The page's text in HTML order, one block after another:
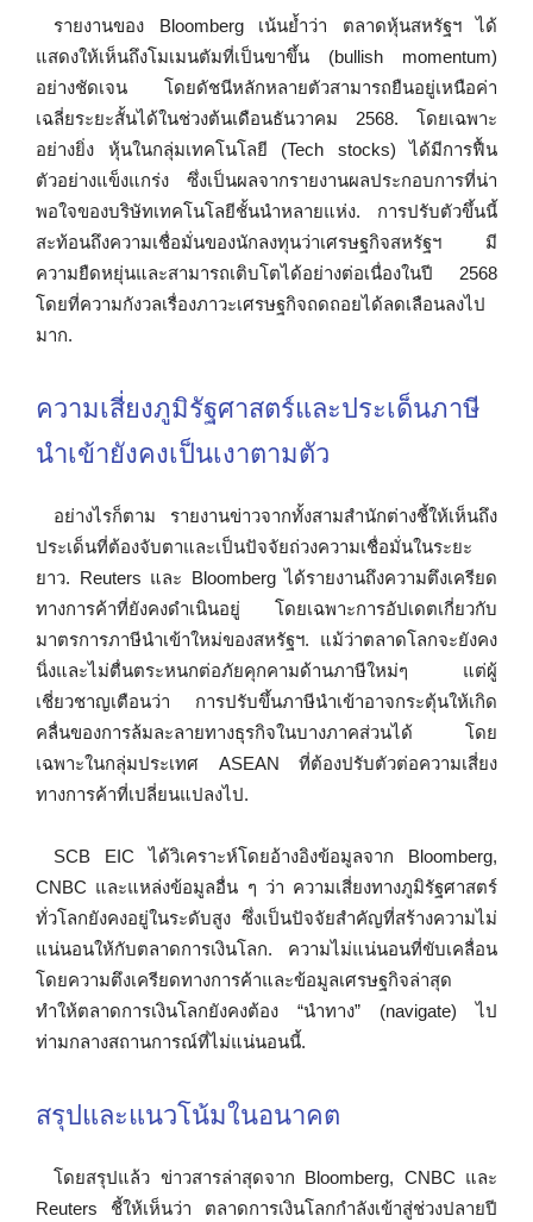
รายงานของ Bloomberg เน้นย้ำว่า ตลาดหุ้นสหรัฐฯ ได้
แสดงให้เห็นถึงโมเมนตัมที่เป็นขาขึ้น (bullish momentum)
อย่างชัดเจน โดยดัชนีหลักหลายตัวสามารถยืนอยู่เหนือค่า
เฉลี่ยระยะสั้นได้ในช่วงต้นเดือนธันวาคม 2568. โดยเฉพาะ
อย่างยิ่ง หุ้นในกลุ่มเทคโนโลยี (Tech stocks) ได้มีการฟื้น
ตัวอย่างแข็งแกร่ง ซึ่งเป็นผลจากรายงานผลประกอบการที่น่า
พอใจของบริษัทเทคโนโลยีชั้นนำหลายแห่ง. การปรับตัวขึ้นนี้
สะท้อนถึงความเชื่อมั่นของนักลงทุนว่าเศรษฐกิจสหรัฐฯ มี
ความยืดหยุ่นและสามารถเติบโตได้อย่างต่อเนื่องในปี 2568
โดยที่ความกังวลเรื่องภาวะเศรษฐกิจถดถอยได้ลดเลือนลงไป
มาก.
ความเสี่ยงภูมิรัฐศาสตร์และประเด็นภาษี
นำเข้ายังคงเป็นเงาตามตัว
อย่างไรก็ตาม รายงานข่าวจากทั้งสามสำนักต่างชี้ให้เห็นถึง
ประเด็นที่ต้องจับตาและเป็นปัจจัยถ่วงความเชื่อมั่นในระยะ
ยาว. Reuters และ Bloomberg ได้รายงานถึงความตึงเครียด
ทางการค้าที่ยังคงดำเนินอยู่ โดยเฉพาะการอัปเดตเกี่ยวกับ
มาตรการภาษีนำเข้าใหม่ของสหรัฐฯ. แม้ว่าตลาดโลกจะยังคง
นิ่งและไม่ตื่นตระหนกต่อภัยคุกคามด้านภาษีใหม่ๆ แต่ผู้
เชี่ยวชาญเตือนว่า การปรับขึ้นภาษีนำเข้าอาจกระตุ้นให้เกิด
คลื่นของการล้มละลายทางธุรกิจในบางภาคส่วนได้ โดย
เฉพาะในกลุ่มประเทศ ASEAN ที่ต้องปรับตัวต่อความเสี่ยง
ทางการค้าที่เปลี่ยนแปลงไป.
SCB EIC ได้วิเคราะห์โดยอ้างอิงข้อมูลจาก Bloomberg,
CNBC และแหล่งข้อมูลอื่น ๆ ว่า ความเสี่ยงทางภูมิรัฐศาสตร์
ทั่วโลกยังคงอยู่ในระดับสูง ซึ่งเป็นปัจจัยสำคัญที่สร้างความไม่
แน่นอนให้กับตลาดการเงินโลก. ความไม่แน่นอนที่ขับเคลื่อน
โดยความตึงเครียดทางการค้าและข้อมูลเศรษฐกิจล่าสุด
ทำให้ตลาดการเงินโลกยังคงต้อง “นำทาง” (navigate) ไป
ท่ามกลางสถานการณ์ที่ไม่แน่นอนนี้.
สรุปและแนวโน้มในอนาคต
โดยสรุปแล้ว ข่าวสารล่าสุดจาก Bloomberg, CNBC และ
Reuters ชี้ให้เห็นว่า ตลาดการเงินโลกกำลังเข้าสู่ช่วงปลายปี